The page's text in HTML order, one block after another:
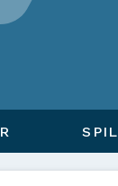
SPIL